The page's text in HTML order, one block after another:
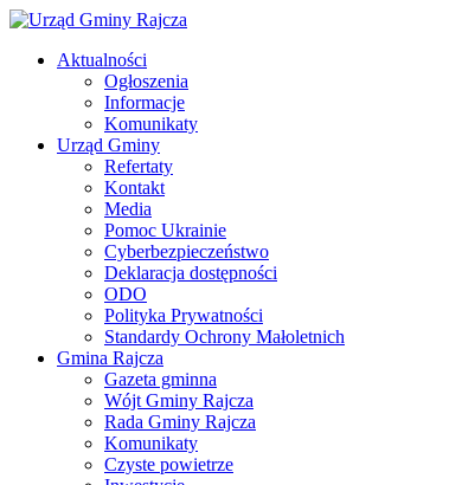
Aktualności
Ogłoszenia
Informacje
Komunikaty
Urząd Gminy
Refertaty
Kontakt
Media
Pomoc Ukrainie
Cyberbezpieczeństwo
Deklaracja dostępności
ODO
Polityka Prywatności
Standardy Ochrony Małoletnich
Gmina Rajcza
Gazeta gminna
Wójt Gminy Rajcza
Rada Gminy Rajcza
Komunikaty
Czyste powietrze